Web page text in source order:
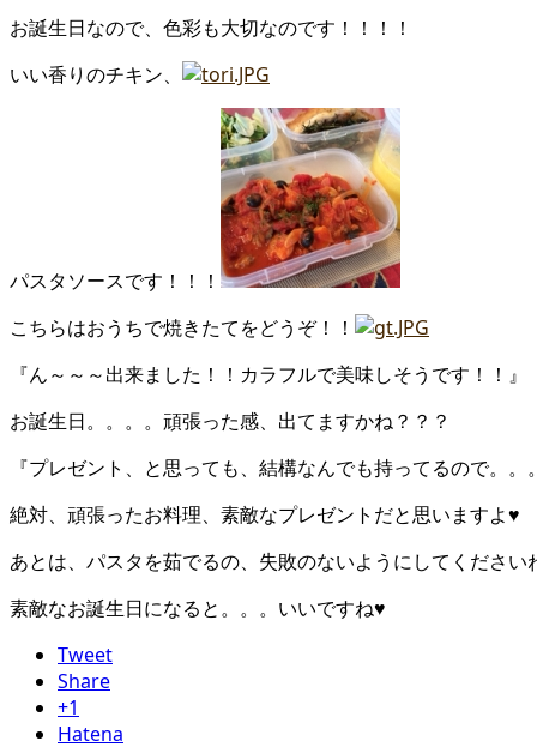
お誕生日なので、色彩も大切なのです！！！！
いい香りのチキン、
パスタソースです！！！
こちらはおうちで焼きたてをどうぞ！！
『ん～～～出来ました！！カラフルで美味しそうです！！』
お誕生日。。。。頑張った感、出てますかね？？？
『プレゼント、と思っても、結構なんでも持ってるので。。
絶対、頑張ったお料理、素敵なプレゼントだと思いますよ♥
あとは、パスタを茹でるの、失敗のないようにしてください
素敵なお誕生日になると。。。いいですね♥
Tweet
Share
+1
Hatena